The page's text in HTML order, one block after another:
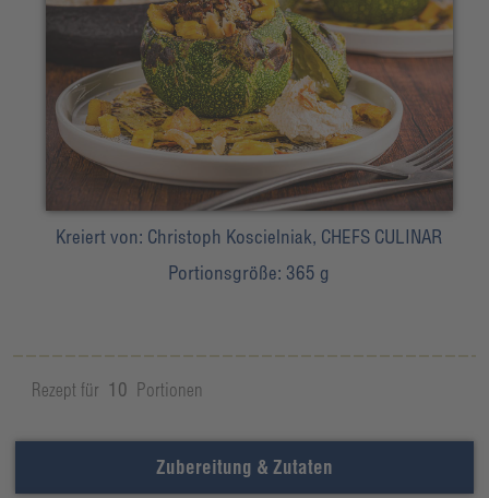
Kreiert von: Christoph Koscielniak, CHEFS CULINAR
Portionsgröße:365 g
Rezept für 10 Portionen
Zubereitung & Zutaten